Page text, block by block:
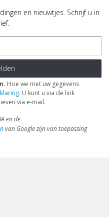
en nieuwtjes. Schrijf u in
Hoe we met uw gegevens
. U kunt u via de link
via e-mail.
en de
van Google zijn van toepassing